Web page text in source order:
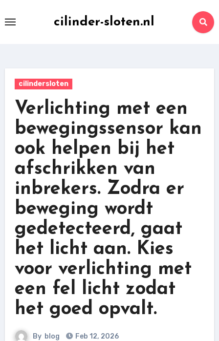
to
cilinder-sloten.nl
cilindersloten
Verlichting met een
bewegingssensor kan
ook helpen bij het
afschrikken van
inbrekers. Zodra er
beweging wordt
gedetecteerd, gaat
het licht aan. Kies
voor verlichting met
een fel licht zodat
het goed opvalt.
By blog Feb 12, 2026